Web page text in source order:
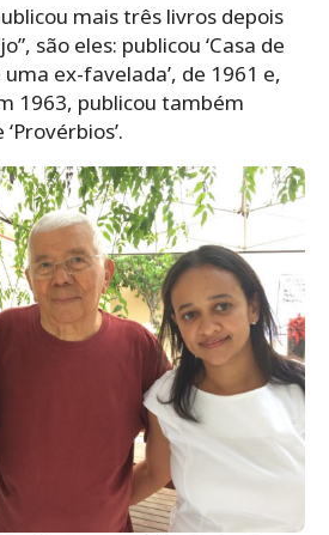
mais três livros depois
são eles: publicou ‘Casa de
ex-favelada’, de 1961 e,
1963, publicou também